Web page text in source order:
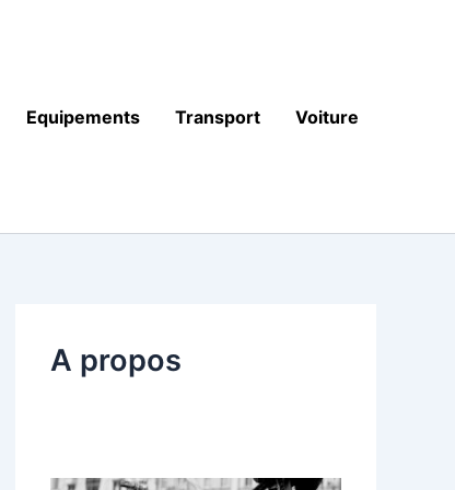
Equipements Transport Voiture
A propos